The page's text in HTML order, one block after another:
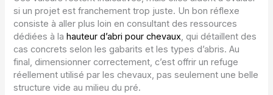
si un projet est franchement trop juste. Un bon réflexe
consiste à aller plus loin en consultant des ressources
dédiées à la hauteur d’abri pour chevaux, qui détaillent des
cas concrets selon les gabarits et les types d’abris. Au
final, dimensionner correctement, c’est offrir un refuge
réellement utilisé par les chevaux, pas seulement une belle
structure vide au milieu du pré.